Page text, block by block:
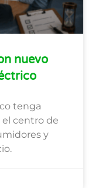
nuevo
tenga
centro de
y